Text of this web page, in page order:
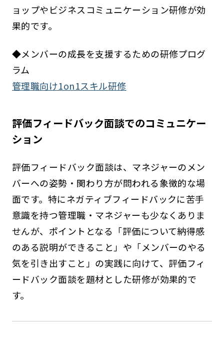
ョップやビジネスコミュニケーション研修が効
果的です。
◆メンバーの成長を支援するための研修プログ
ラム
管理職向け1on1スキル研修
評価フィードバック面談でのコミュニケー
ション
評価フィードバック面談は、マネジャーのメン
バーへの姿勢・関わり方が問われる象徴的な場
面です。特にネガティブフィードバックに苦手
意識を持つ管理職・マネジャーも少なくありま
せんが、ポイントとなる「評価について納得感
のある説明ができること」や「メンバーのやる
気を引き出すこと」の実践に向けて、評価フィ
ードバック面談を題材とした研修が効果的で
す。